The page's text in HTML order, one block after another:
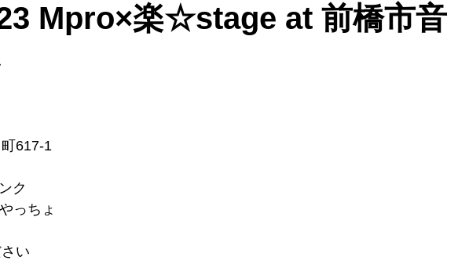
Mpro×楽☆stage at 前橋市音
617-1
ク
っちょ
い